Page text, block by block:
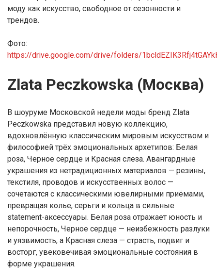
моду как искусство, свободное от сезонности и
трендов.
Фото:
https://drive.google.com/drive/folders/
Zlata Peczkowska (Москва)
В шоуруме Московской недели моды бренд Zlata
Peczkowska представил новую коллекцию,
вдохновлённую классическим мировым искусством и
философией трёх эмоциональных архетипов: Белая
роза, Черное сердце и Красная слеза. Авангардные
украшения из нетрадиционных материалов — резины,
текстиля, проводов и искусственных волос —
сочетаются с классическими ювелирными приёмами,
превращая колье, серьги и кольца в сильные
statement-аксессуары. Белая роза отражает юность и
непорочность, Черное сердце — неизбежность разлуки
и уязвимость, а Красная слеза — страсть, подвиг и
восторг, увековечивая эмоциональные состояния в
форме украшения.